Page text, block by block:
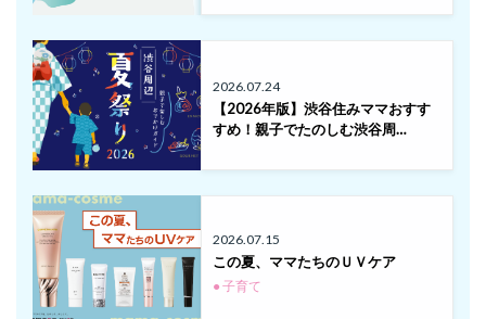
2026.07.24
【2026年版】渋谷住みママおすす
すめ！親子でたのしむ渋谷周…
2026.07.15
この夏、ママたちのＵＶケア
● 子育て